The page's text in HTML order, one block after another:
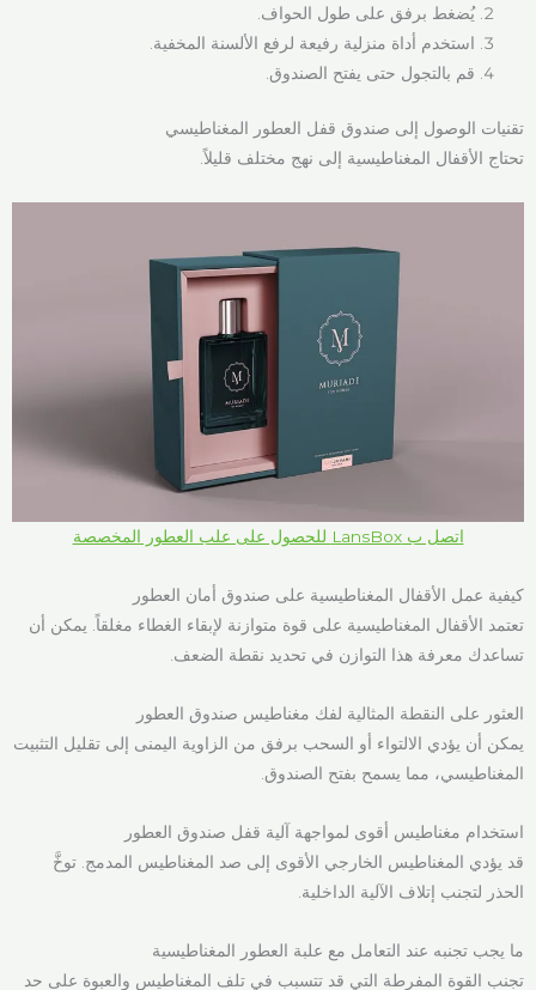
يُضغط برفق على طول الحواف.
استخدم أداة منزلية رفيعة لرفع الألسنة المخفية.
قم بالتجول حتى يفتح الصندوق.
تقنيات الوصول إلى صندوق قفل العطور المغناطيسي
تحتاج الأقفال المغناطيسية إلى نهج مختلف قليلاً.
اتصل ب LansBox للحصول على علب العطور المخصصة
كيفية عمل الأقفال المغناطيسية على صندوق أمان العطور
تعتمد الأقفال المغناطيسية على قوة متوازنة لإبقاء الغطاء مغلقاً. يمكن أن
تساعدك معرفة هذا التوازن في تحديد نقطة الضعف.
العثور على النقطة المثالية لفك مغناطيس صندوق العطور
يمكن أن يؤدي الالتواء أو السحب برفق من الزاوية اليمنى إلى تقليل التثبيت
المغناطيسي، مما يسمح بفتح الصندوق.
استخدام مغناطيس أقوى لمواجهة آلية قفل صندوق العطور
قد يؤدي المغناطيس الخارجي الأقوى إلى صد المغناطيس المدمج. توخَّ
الحذر لتجنب إتلاف الآلية الداخلية.
ما يجب تجنبه عند التعامل مع علبة العطور المغناطيسية
تجنب القوة المفرطة التي قد تتسبب في تلف المغناطيس والعبوة على حد